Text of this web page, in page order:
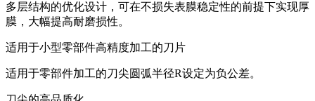
多层结构的优化设计，可在不损失表膜稳定性的前提下实现厚
膜，大幅提高耐磨损性。
适用于小型零部件高精度加工的刀片
适用于零部件加工的刀尖圆弧半径R设定为负公差。